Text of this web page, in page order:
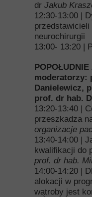
dr Jakub
12:30-13:00 |
przedstawicieli
neurochirurgii
13:00- 13:20 |
moderatorzy:
Danielewicz,
prof. dr hab.
13:20-13:40 |
przeszkadza
organizacje
13:40-14:00 |
kwalifikacji do
prof. dr hab.
14:00-14:20 |
alokacji w
wątroby jest